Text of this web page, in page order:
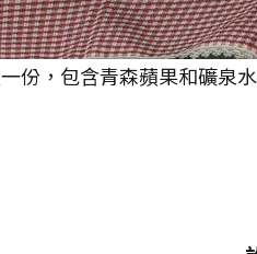
份，包含青森蘋果和礦泉